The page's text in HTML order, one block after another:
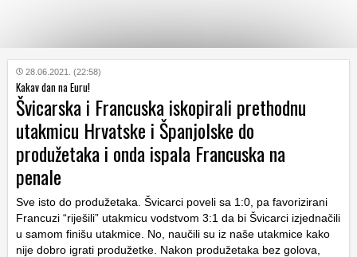
KATEGORIJE
HRVATSKI
WEB
28.06.2021. (22:58)
Kakav dan na Euru!
Švicarska i Francuska iskopirali prethodnu
utakmicu Hrvatske i Španjolske do
produžetaka i onda ispala Francuska na
penale
Sve isto do produžetaka. Švicarci poveli sa 1:0, pa favorizirani
Francuzi “riješili” utakmicu vodstvom 3:1 da bi Švicarci izjednačili
u samom finišu utakmice. No, naučili su iz naše utakmice kako
nije dobro igrati produžetke. Nakon produžetaka bez golova,